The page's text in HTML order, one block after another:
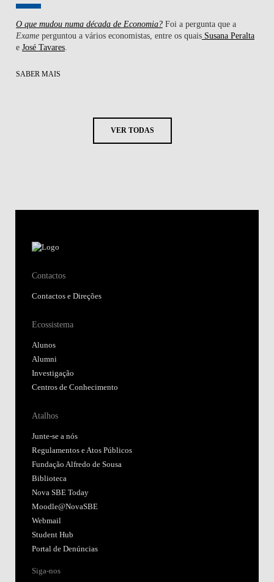
O que mudou numa década de Economia? Foi a pergunta que a
Exameperguntou a vários economistas, entre os quais Susana Peralta
e José Tavares
SABER MAIS
VER TODAS
Contactos
Contactos e Direções
Ecossistema
Alunos
Alumni
Investigação
Centros de Conhecimento
Atalhos
Junte-se a nós
Regulamentos e Atos Públicos
Fundação Alfredo de Sousa
Biblioteca
Nova SBE Today
Moodle@NovaSBE
Webmail
Student Hub
Portal de Denúncias
Siga-nos